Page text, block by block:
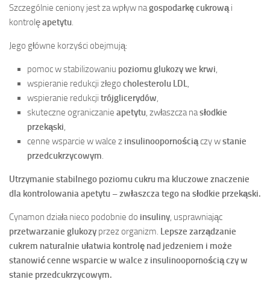
Szczególnie ceniony jest za wpływ nagospodarkę cukrowąi
kontrolęapetytu.
Jego główne korzyści obejmują:
pomoc w stabilizowaniu poziomu glukozy we krwi,
wspieranie redukcji złego cholesterolu LDL,
wspieranie redukcji trójglicerydów,
skuteczne ograniczanie apetytu, zwłaszcza nasłodkie
przekąski,
cenne wsparcie w walce z insulinoopornościączy wstanie
przedcukrzycowym.
Utrzymanie stabilnego poziomu cukru ma kluczowe znaczenie
dla kontrolowania apetytu – zwłaszcza tego na słodkie przekąski.
Cynamon działa nieco podobnie do insuliny, usprawniając
przetwarzanie glukozy przez organizm. Lepsze zarządzanie
cukrem naturalnie ułatwia kontrolę nad jedzeniem i może
stanowić cenne wsparcie w walce z insulinoopornością czy w
stanie przedcukrzycowym.